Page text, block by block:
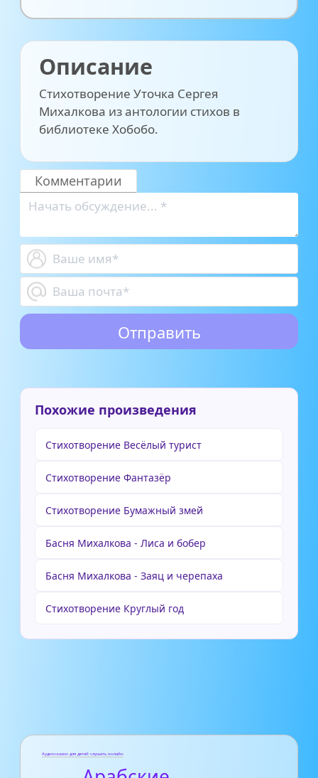
Описание
Стихотворение Уточка Сергея
Михалкова из антологии стихов в
библиотеке Хобобо.
Комментарии
Похожие произведения
Стихотворение Весёлый турист
Стихотворение Фантазёр
Стихотворение Бумажный змей
Басня Михалкова - Лиса и бобер
Басня Михалкова - Заяц и черепаха
Стихотворение Круглый год
Аудиосказки для детей слушать онлайн